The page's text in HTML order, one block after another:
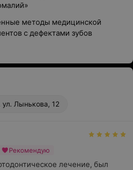
методы медицинской
с дефектами зубов
ул. Лынькова, 12
Рекомендую
лечение, был